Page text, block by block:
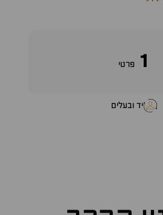
1 פרטי
יד ובעלים